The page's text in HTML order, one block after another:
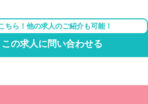
ちら！他の求人のご紹介も可能！
この求人に問い合わせる